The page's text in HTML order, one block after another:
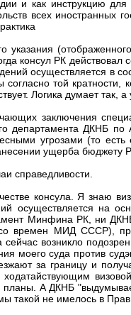
и как инструкцию
всех иностранных
указания
консул РК
осуществляется в
согласно той
Логика думает так,
заключения
департамента ДКНБ
угрозами (то
ущерба бюджету
справедливости.
консула. Я знаю
осуществляется
Минфина РК, ни
времен МИД СССР),
сейчас возникло
моего суда против
за границу и
планы. А ДКНБ
такой не имелось в